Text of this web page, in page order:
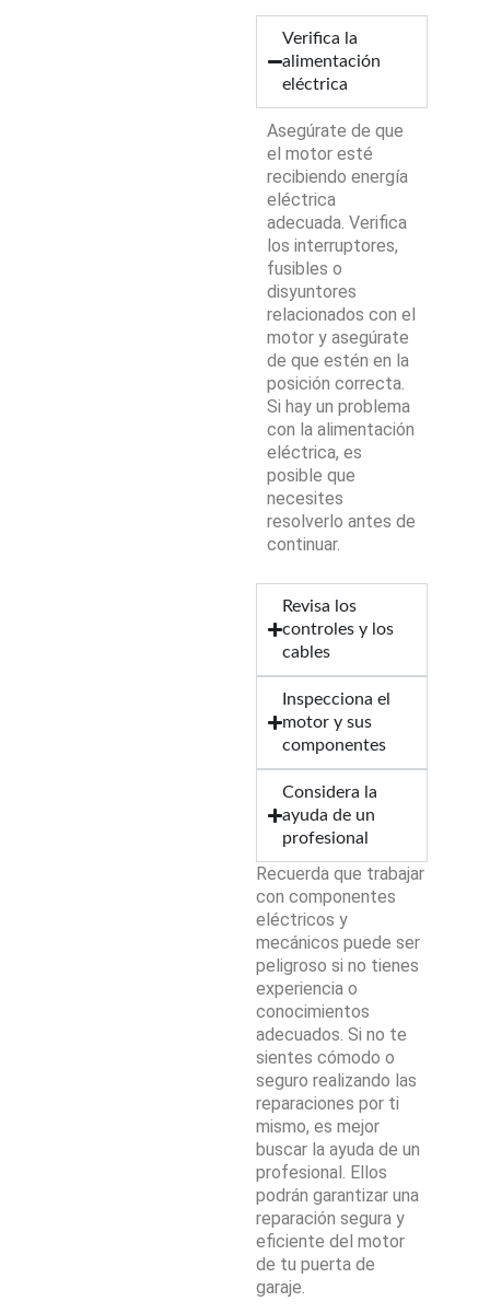
Verifica la
alimentación
eléctrica
Asegúrate de que
el motor esté
recibiendo energía
eléctrica
adecuada. Verifica
los interruptores,
fusibles o
disyuntores
relacionados con el
motor y asegúrate
de que estén en la
posición correcta.
Si hay un problema
con la alimentación
eléctrica, es
posible que
necesites
resolverlo antes de
continuar.
Revisa los
controles y los
cables
Inspecciona el
motor y sus
componentes
Considera la
ayuda de un
profesional
Recuerda que trabajar
con componentes
eléctricos y
mecánicos puede ser
peligroso si no tienes
experiencia o
conocimientos
adecuados. Si no te
sientes cómodo o
seguro realizando las
reparaciones por ti
mismo, es mejor
buscar la ayuda de un
profesional. Ellos
podrán garantizar una
reparación segura y
eficiente del motor
de tu puerta de
garaje.